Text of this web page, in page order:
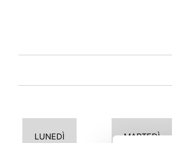
LUNEDÌ MARTEDÌ